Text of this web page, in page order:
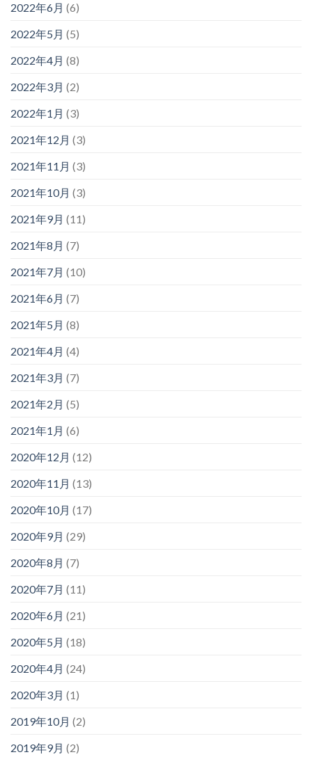
2022年6月 (6)
2022年5月 (5)
2022年4月 (8)
2022年3月 (2)
2022年1月 (3)
2021年12月 (3)
2021年11月 (3)
2021年10月 (3)
2021年9月 (11)
2021年8月 (7)
2021年7月 (10)
2021年6月 (7)
2021年5月 (8)
2021年4月 (4)
2021年3月 (7)
2021年2月 (5)
2021年1月 (6)
2020年12月 (12)
2020年11月 (13)
2020年10月 (17)
2020年9月 (29)
2020年8月 (7)
2020年7月 (11)
2020年6月 (21)
2020年5月 (18)
2020年4月 (24)
2020年3月 (1)
2019年10月 (2)
2019年9月 (2)